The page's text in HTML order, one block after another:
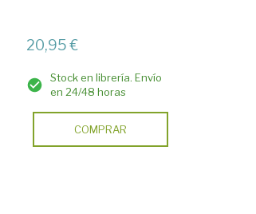
20,95 €
Stock en librería. Envío
en 24/48 horas
COMPRAR